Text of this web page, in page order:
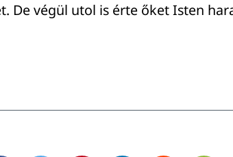
De végül utol is érte őket Isten